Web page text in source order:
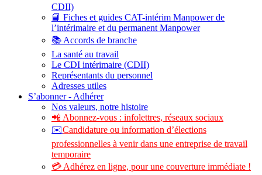
CDII)
📘 Fiches et guides CAT-intérim Manpower de
l’intérimaire et du permanent Manpower
📚 Accords de branche
La santé au travail
Le CDI intérimaire (CDII)
Représentants du personnel
Adresses utiles
S’abonner - Adhérer
Nos valeurs, notre histoire
📲 Abonnez-vous : infolettres, réseaux sociaux
✉️Candidature ou information d’élections
professionnelles à venir dans une entreprise de travail
temporaire
💳 Adhérez en ligne, pour une couverture immédiate !